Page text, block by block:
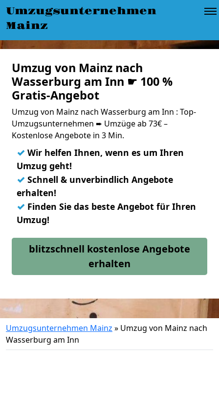
Umzugsunternehmen
Mainz
Umzug von Mainz nach
Wasserburg am Inn ☛ 100 %
Gratis-Angebot
Umzug von Mainz nach Wasserburg am Inn : Top-
Umzugsunternehmen ➨ Umzüge ab 73€ –
Kostenlose Angebote in 3 Min.
✓ Wir helfen Ihnen, wenn es um Ihren
Umzug geht!
✓ Schnell & unverbindlich Angebote
erhalten!
✓ Finden Sie das beste Angebot für Ihren
Umzug!
blitzschnell kostenlose Angebote
erhalten
Umzugsunternehmen Mainz » Umzug von Mainz nach
Wasserburg am Inn